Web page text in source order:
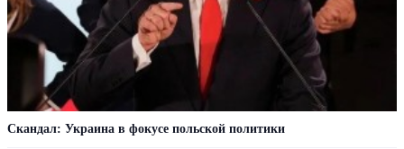
Скандал: Украина в фокусе польской политики